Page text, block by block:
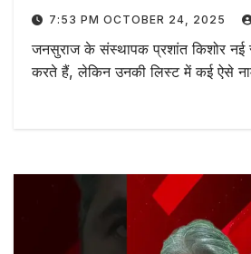
7:53 PM OCTOBER 24, 2025
जनसुराज के संस्थापक प्रशांत किशोर नई
करते हैं, लेकिन उनकी लिस्ट में कई ऐसे